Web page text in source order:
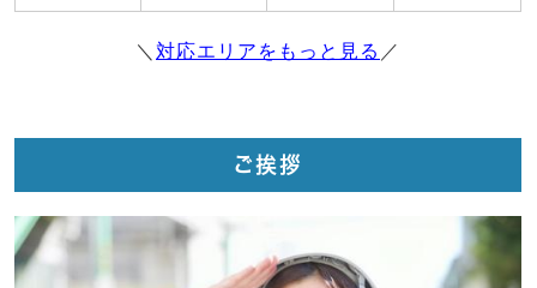
＼ 対応エリアをもっと見る ／
ご挨拶